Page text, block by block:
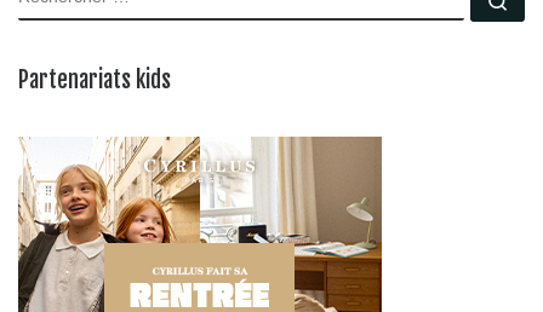
Partenariats kids